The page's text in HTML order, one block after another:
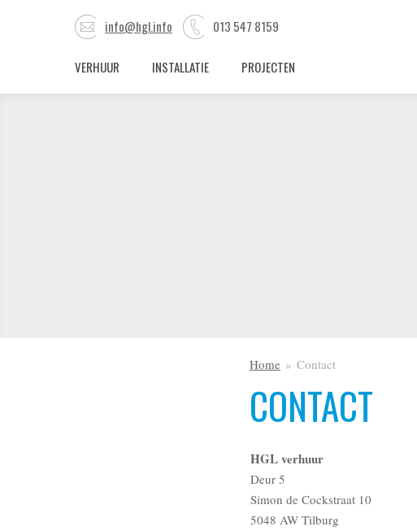
info@hgl.info 013 547 8159
VERHUUR INSTALLATIE PROJECTEN
Home Contact
CONTACT
HGL verhuur
Deur 5
Simon de Cockstraat 10
5048 AW Tilburg